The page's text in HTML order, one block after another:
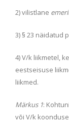
2) vilistlane
3) § 23 näidatud
4) V/k liikmetel,
eestseisuse
liikmed.
Märkus 1:
või V/k